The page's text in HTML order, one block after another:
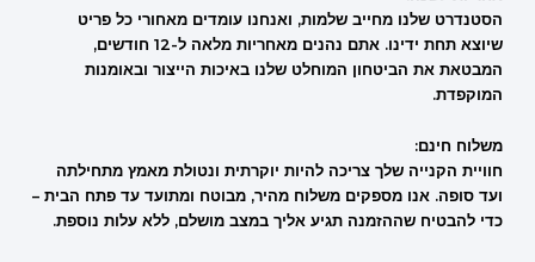
הסטנדרט שלנו מחייב שלמות, ואנחנו עומדים מאחורי כל פריט
שיוצא תחת ידינו. אתם נהנים מאחריות מלאה ל-12 חודשים,
המבטאת את הביטחון המוחלט שלנו באיכות הייצור ובאומנות
המוקפדת.
משלוח חינם:
חוויית הקנייה שלך צריכה להיות יוקרתית ונטולת מאמץ מתחילתה
ועד סופה. אנו מספקים משלוח מהיר, מבוטח ומתועד עד פתח הבית –
כדי להבטיח שההזמנה תגיע אליך במצב מושלם, ללא עלות נוספת.